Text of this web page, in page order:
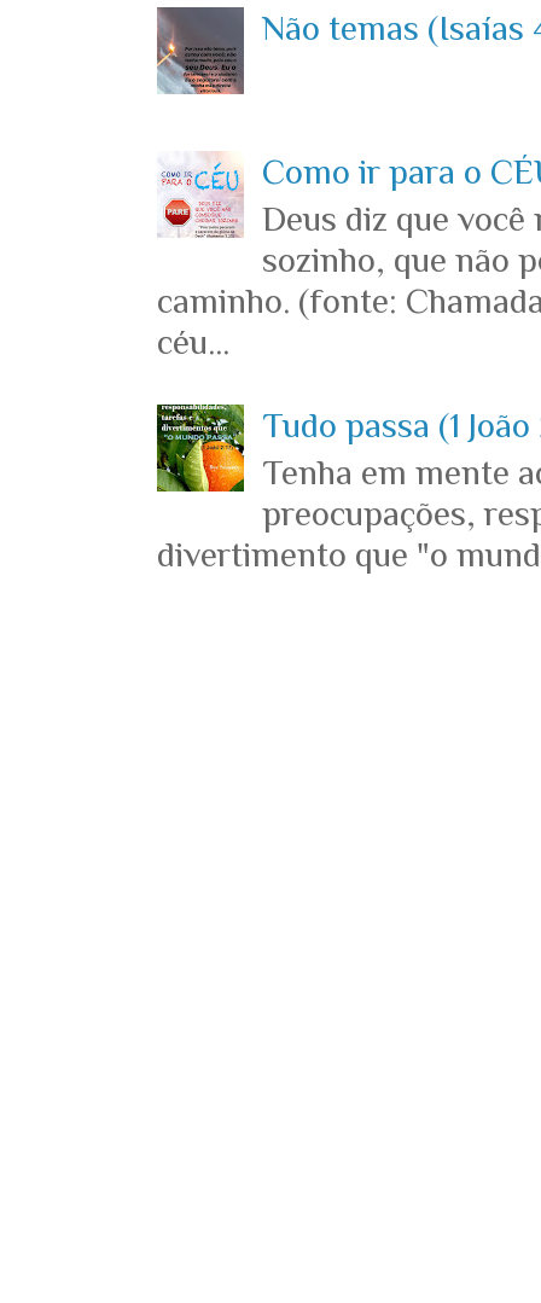
Não temas (Isaías
Como ir para o
Deus diz que você
sozinho, que não
caminho. (fonte:
céu...
Tudo passa (1 João
Tenha em mente
preocupações,
divertimento que "o